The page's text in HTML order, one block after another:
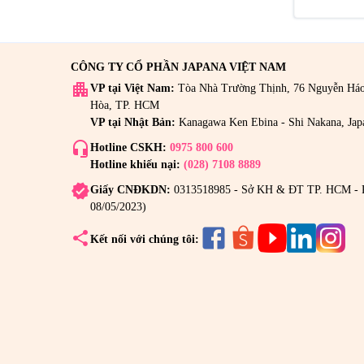
CÔNG TY CỔ PHẦN JAPANA VIỆT NAM
apartment VP tại Việt Nam: Tòa Nhà Trường Thịnh, 76 Nguyễn
Hòa, TP. HCM
VP tại Nhật Bản: Kanagawa Ken Ebina - Shi Nakana,
headset_mic Hotline CSKH: 0975 800 600
Hotline khiếu nại: (028) 7108 8889
verifiedGiấy CNĐKDN: 0313518985 - Sở KH & ĐT TP. HCM -
08/05/2023)
share Kết nối với chúng tôi: